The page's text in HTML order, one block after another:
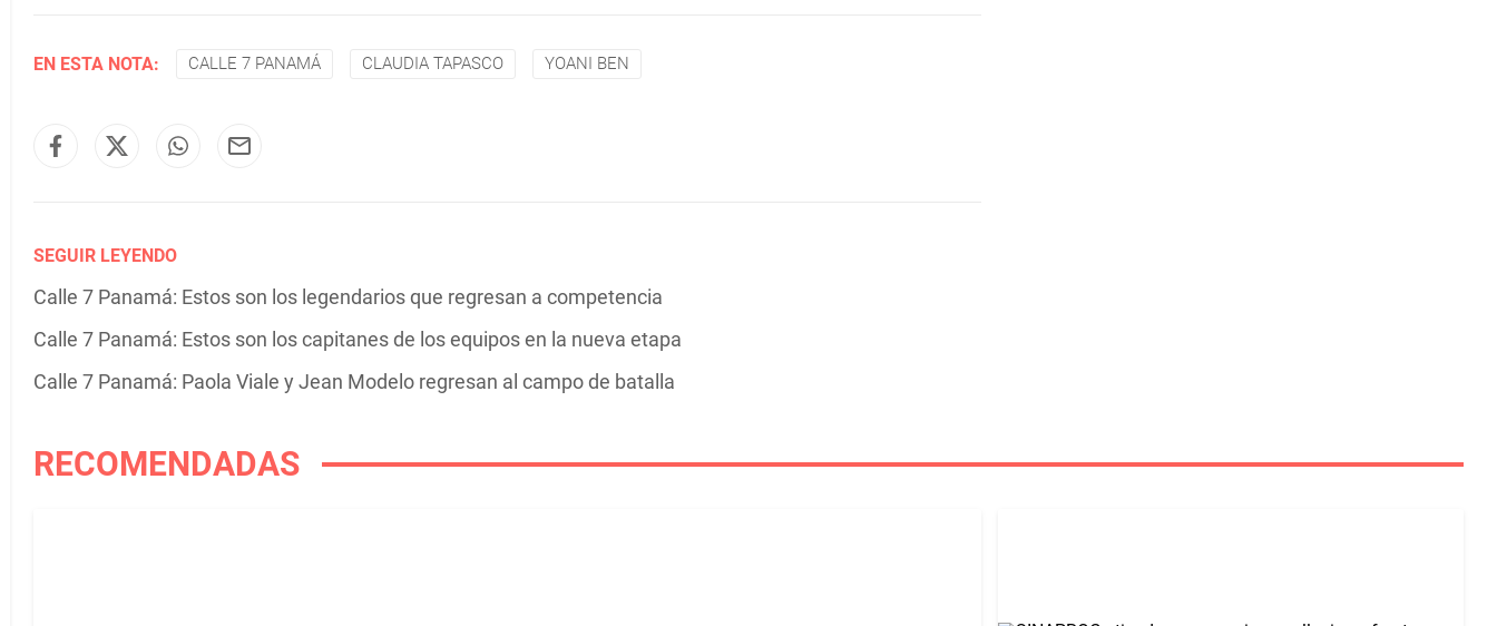
EN ESTA NOTA: CALLE 7 PANAMÁ CLAUDIA TAPASCO YOANI BEN
SEGUIR LEYENDO
Calle 7 Panamá: Estos son los legendarios que regresan a competencia
Calle 7 Panamá: Estos son los capitanes de los equipos en la nueva etapa
Calle 7 Panamá: Paola Viale y Jean Modelo regresan al campo de batalla
RECOMENDADAS